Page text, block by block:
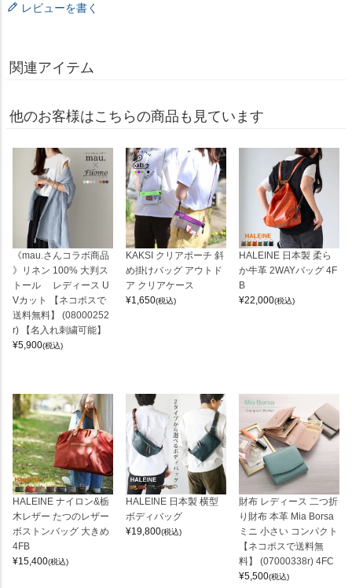
レビューを書く
関連アイテム
他のお客様はこちらの商品も見ています
《mau.さんコラボ商品
》リネン 100% 大判ス
トール レディース U
Vカット 【ネコポスで
送料無料】 (08000252
r) 【名入れ刺繍可能】
¥5,900(税込)
KAKSI クリアポーチ 斜
め掛けバッグ アウトド
ア クリアケース
¥1,650(税込)
HALEINE 日本製 柔ら
か牛革 2WAYバッグ 4F
B
¥22,000(税込)
HALEINE ナイロン&栃
木レザー たつのレザー
ボストンバッグ 大きめ
4FB
¥15,400(税込)
HALEINE 日本製 横型
ボディバッグ
¥19,800(税込)
財布 レディース 二つ折
り財布 本革 Mia Borsa
ミニ 小さい コンパクト
【ネコポスで送料無
料】 (07000338r) 4FC
¥5,500(税込)